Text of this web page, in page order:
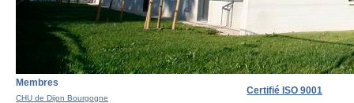
Membres
CHU de Dijon Bourgogne
Certifié ISO 9001